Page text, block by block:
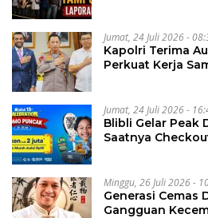
Jumat, 24 Juli 2026 -
Kapolri Terima
Perkuat Kerja
Jumat, 24 Juli 2026 -
Blibli Gelar Peak
Saatnya
Minggu, 26 Juli 2026 -
Generasi Cemas
Gangguan